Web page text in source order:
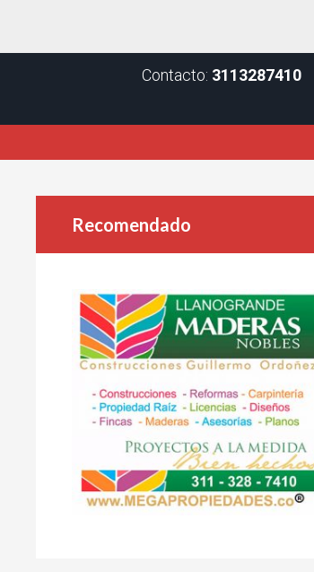
Contacto: 3113287410
Recomendado